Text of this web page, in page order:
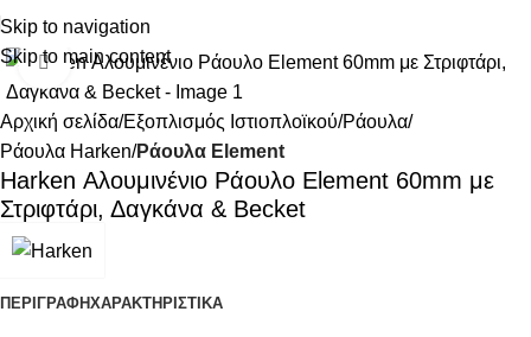
Skip to navigation
Skip to main content
Κάντε κλικ για μεγέθυνση
Αρχική σελίδα Εξοπλισμός Ιστιοπλοϊκού Ράουλα
Ράουλα Harken Ράουλα Element
Harken Αλουμινένιο Ράουλο Element 60mm με
Στριφτάρι, Δαγκάνα & Becket
ΠΕΡΙΓΡΑΦΉΧΑΡΑΚΤΗΡΙΣΤΙΚΑ